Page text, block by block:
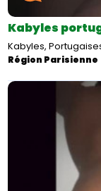
Kabyles
Kabyles,
Région Parisienne